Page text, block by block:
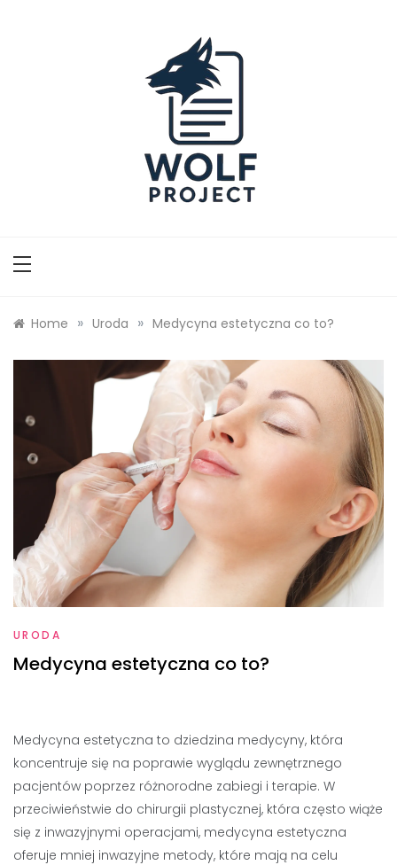
Home » Uroda » Medycyna estetyczna co to?
URODA
Medycyna estetyczna co to?
Medycyna estetyczna to dziedzina medycyny, która
koncentruje się na poprawie wyglądu zewnętrznego
pacjentów poprzez różnorodne zabiegi i terapie. W
przeciwieństwie do chirurgii plastycznej, która często wiąże
się z inwazyjnymi operacjami, medycyna estetyczna
oferuje mniej inwazyjne metody, które mają na celu